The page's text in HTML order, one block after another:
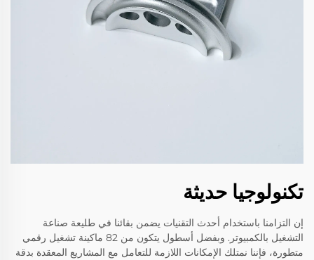
تكنولوجيا حديثة
إن التزامنا باستخدام أحدث التقنيات يضمن بقائنا في طليعة صناعة
التشغيل بالكمبيوتر. وبفضل أسطول يتكون من 82 ماكينة تشغيل رقمي
متطورة، فإننا نمتلك الإمكانات اللازمة للتعامل مع المشاريع المعقدة بدقة